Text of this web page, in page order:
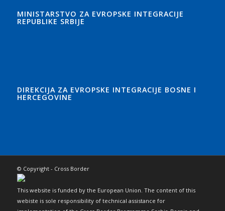
MINISTARSTVO ZA EVROPSKE INTEGRACIJE
REPUBLIKE SRBIJE
DIREKCIJA ZA EVROPSKE INTEGRACIJE BOSNE I
HERCEGOVINE
© Copyright - Cross Border
This website is funded by the European Union. The content of this
webiste is sole responsibility of technical assistance for